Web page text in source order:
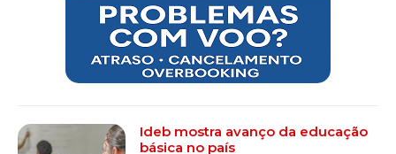
Ideb mostra avanço da educação
básica no país